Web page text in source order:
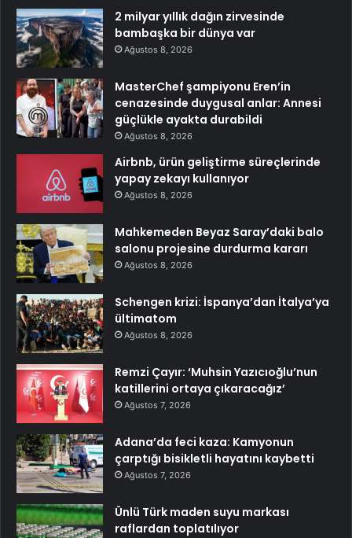
2 milyar yıllık dağın zirvesinde
bambaşka bir dünya var
Ağustos 8, 2026
MasterChef şampiyonu Eren’in
cenazesinde duygusal anlar: Annesi
güçlükle ayakta durabildi
Ağustos 8, 2026
Airbnb, ürün geliştirme süreçlerinde
yapay zekayı kullanıyor
Ağustos 8, 2026
Mahkemeden Beyaz Saray’daki balo
salonu projesine durdurma kararı
Ağustos 8, 2026
Schengen krizi: İspanya’dan İtalya’ya
ültimatom
Ağustos 8, 2026
Remzi Çayır: ‘Muhsin Yazıcıoğlu’nun
katillerini ortaya çıkaracağız’
Ağustos 7, 2026
Adana’da feci kaza: Kamyonun
çarptığı bisikletli hayatını kaybetti
Ağustos 7, 2026
Ünlü Türk maden suyu markası
raflardan toplatılıyor